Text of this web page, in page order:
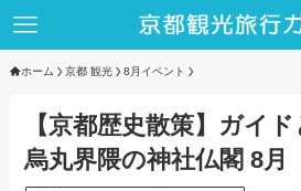
ホーム 京都 観光 8月イベント
【京都歴史散策】ガイ
烏丸界隈の神社仏閣 8月